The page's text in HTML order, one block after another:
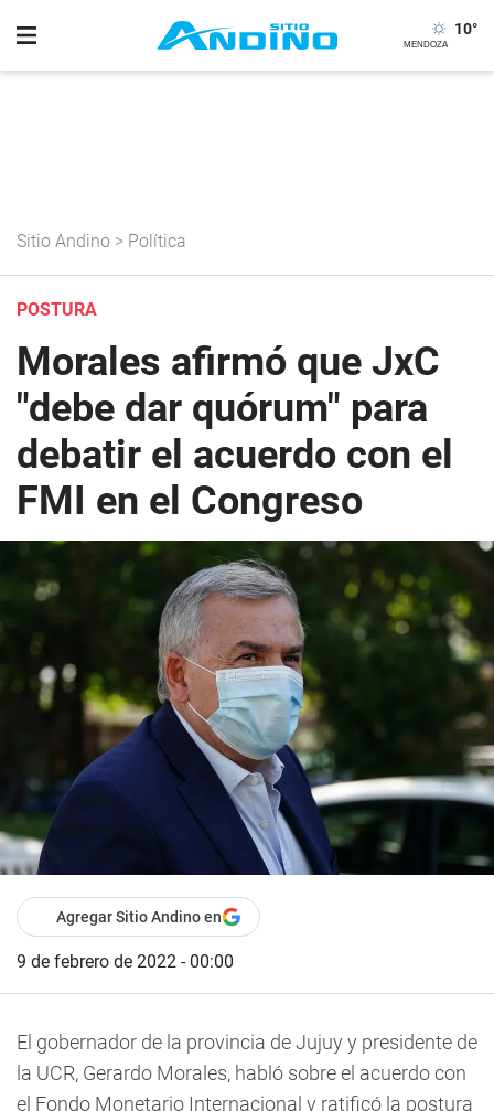
10°
Sitio Andino > Política
POSTURA
Morales afirmó que JxC
"debe dar quórum" para
debatir el acuerdo con el
FMI en el Congreso
Agregar Sitio Andino en
9 de febrero de 2022 - 00:00
El gobernador de la provincia de Jujuy y presidente de
la UCR, Gerardo Morales, habló sobre el acuerdo con
el Fondo Monetario Internacional y ratificó la postura